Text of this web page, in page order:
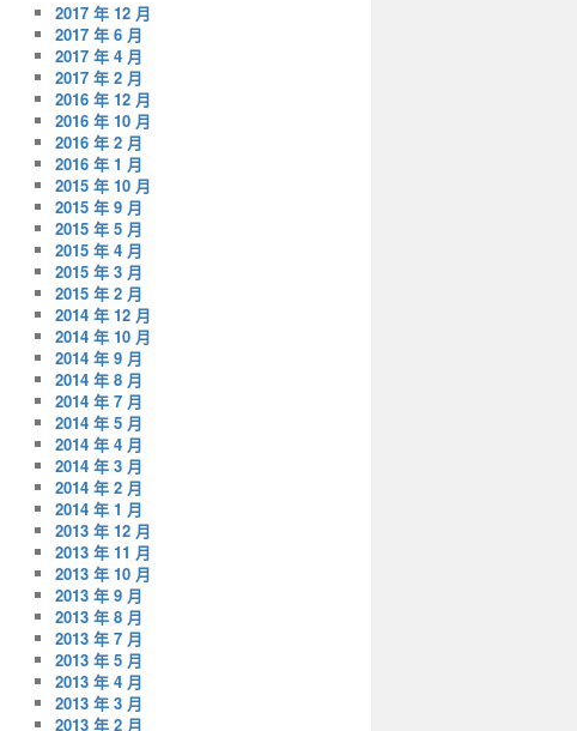
2017 年 12 月
2017 年 6 月
2017 年 4 月
2017 年 2 月
2016 年 12 月
2016 年 10 月
2016 年 2 月
2016 年 1 月
2015 年 10 月
2015 年 9 月
2015 年 5 月
2015 年 4 月
2015 年 3 月
2015 年 2 月
2014 年 12 月
2014 年 10 月
2014 年 9 月
2014 年 8 月
2014 年 7 月
2014 年 5 月
2014 年 4 月
2014 年 3 月
2014 年 2 月
2014 年 1 月
2013 年 12 月
2013 年 11 月
2013 年 10 月
2013 年 9 月
2013 年 8 月
2013 年 7 月
2013 年 5 月
2013 年 4 月
2013 年 3 月
2013 年 2 月